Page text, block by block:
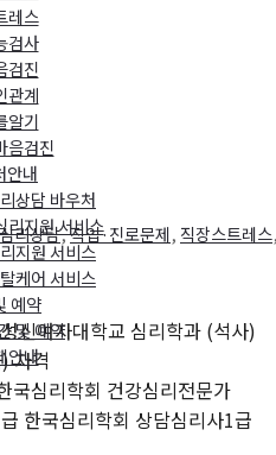
레스
검사
검진
관계
알기
음검진
안내
상담 바우처
리지원 서비스
지원 서비스
케어 서비스
예약
및 예약
안내
리상담,직업·진로문제, 직장스트레스
신여자대학교 심리학과 (석사)
자격
국심리학회 건강심리전문가
한국심리학회 상담심리사1급